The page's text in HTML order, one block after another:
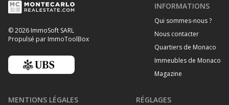
© 2026 ImmoSoft SARL
Propulsé par ImmoToolBox
INFORMATIONS
Qui sommes-nous ?
Nous contacter
Quartiers de Monaco
Immeubles de Monaco
Magazine
MENTIONS LÉGALES RÉGLAGES